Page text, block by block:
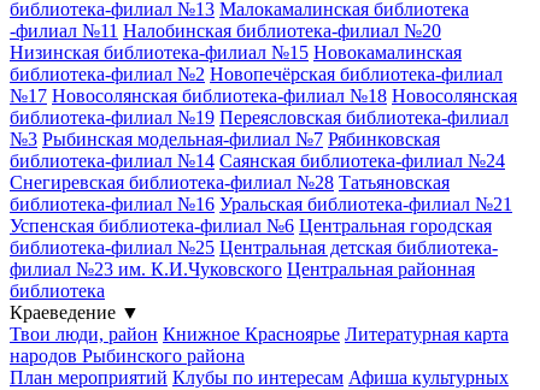
библиотека-филиал №13 Малокамалинская библиотека
-филиал №11 Налобинская библиотека-филиал №20
Низинская библиотека-филиал №15 Новокамалинская
библиотека-филиал №2 Новопечёрская библиотека-филиал
№17 Новосолянская библиотека-филиал №18 Новосолянская
библиотека-филиал №19 Переясловская библиотека-филиал
№3 Рыбинская модельная-филиал №7 Рябинковская
библиотека-филиал №14 Саянская библиотека-филиал №24
Снегиревская библиотека-филиал №28 Татьяновская
библиотека-филиал №16 Уральская библиотека-филиал №21
Успенская библиотека-филиал №6 Центральная городская
библиотека-филиал №25 Центральная детская библиотека-
филиал №23 им. К.И.Чуковского Центральная районная
библиотека
Краеведение ▼
Твои люди, район Книжное Красноярье Литературная карта
народов Рыбинского района
План мероприятий Клубы по интересам Афиша культурных